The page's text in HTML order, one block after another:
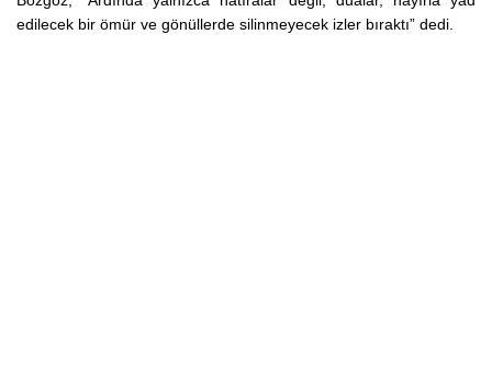
edilecek bir ömür ve gönüllerde silinmeyecek izler bıraktı” dedi.